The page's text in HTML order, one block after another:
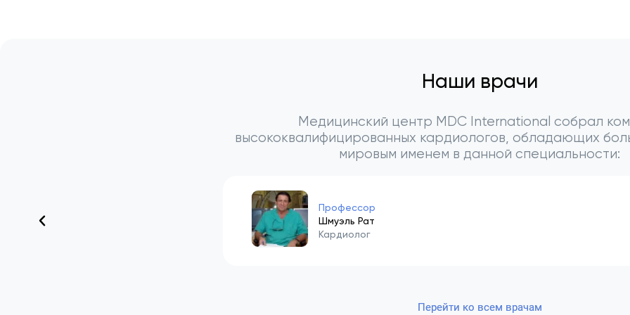
Наши врачи
Медицинский центр MDC International собрал
высококвалифицированных кардиологов, обладающих
мировым именем в данной специальности:
Профессор
Шмуэль Рат
Кардиолог
Перейти ко всем врачам